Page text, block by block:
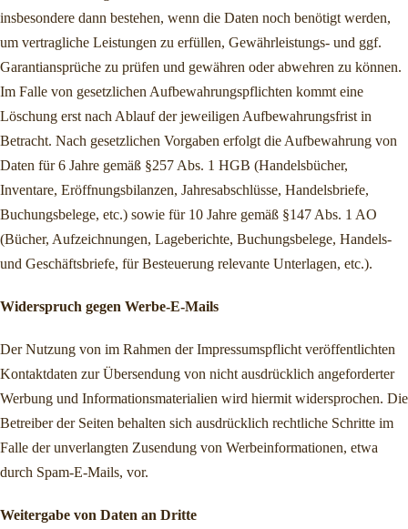
insbesondere dann bestehen, wenn die Daten noch benötigt werden,
um vertragliche Leistungen zu erfüllen, Gewährleistungs- und ggf.
Garantiansprüche zu prüfen und gewähren oder abwehren zu können.
Im Falle von gesetzlichen Aufbewahrungspflichten kommt eine
Löschung erst nach Ablauf der jeweiligen Aufbewahrungsfrist in
Betracht. Nach gesetzlichen Vorgaben erfolgt die Aufbewahrung von
Daten für 6 Jahre gemäß §257 Abs. 1 HGB (Handelsbücher,
Inventare, Eröffnungsbilanzen, Jahresabschlüsse, Handelsbriefe,
Buchungsbelege, etc.) sowie für 10 Jahre gemäß §147 Abs. 1 AO
(Bücher, Aufzeichnungen, Lageberichte, Buchungsbelege, Handels-
und Geschäftsbriefe, für Besteuerung relevante Unterlagen, etc.).
Widerspruch gegen Werbe-E-Mails
Der Nutzung von im Rahmen der Impressumspflicht veröffentlichten
Kontaktdaten zur Übersendung von nicht ausdrücklich angeforderter
Werbung und Informationsmaterialien wird hiermit widersprochen. Die
Betreiber der Seiten behalten sich ausdrücklich rechtliche Schritte im
Falle der unverlangten Zusendung von Werbeinformationen, etwa
durch Spam-E-Mails, vor.
Weitergabe von Daten an Dritte